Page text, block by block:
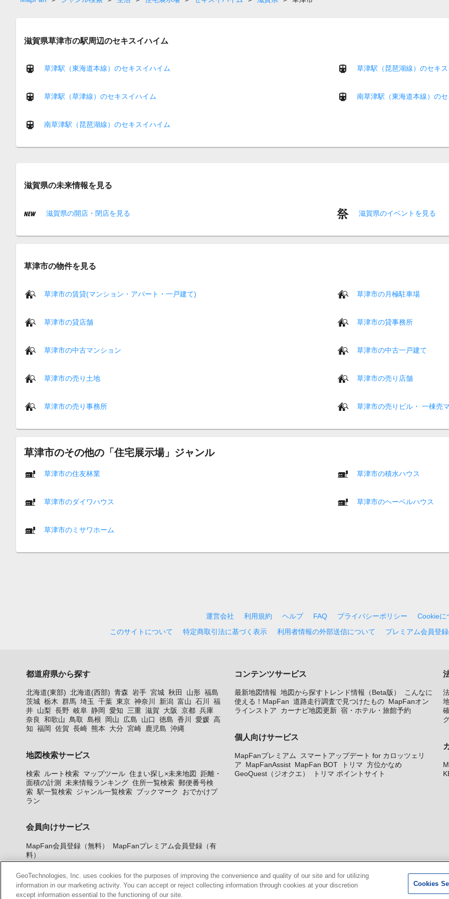
滋賀県草津市の駅周辺のセキスイハイム
草津駅（東海道本線）のセキスイハイム 草津駅（琵琶湖線）のセキ
草津駅（草津線）のセキスイハイム 南草津駅（東海道本線）の
南草津駅（琵琶湖線）のセキスイハイム
滋賀県の未来情報を見る
滋賀県の開店・閉店を見る 滋賀県のイベントを見る
草津市の物件を見る
草津市の賃貸(マンション・アパート・一戸建て) 草津市の月極駐車場
草津市の貸店舗 草津市の貸事務所
草津市の中古マンション 草津市の中古一戸建て
草津市の売り土地 草津市の売り店舗
草津市の売り事務所 草津市の売りビル・ 一棟売
草津市のその他の「住宅展示場」ジャンル
草津市の住友林業 草津市の積水ハウス
草津市のダイワハウス 草津市のヘーベルハウス
草津市のミサワホーム
運営会社 利用規約 ヘルプ FAQ プライバシーポリシー
Cookieに
このサイトについて
特定商取引法に基づく表示 利用者情報の外部送信について プレミアム会員登
都道府県から探す
北海道(東部) 北海道(西部) 青森 岩手 宮城 秋田 山形 福島
茨城 栃木 群馬 埼玉 千葉 東京 神奈川 新潟 富山 石川
福
井 山梨 長野 岐阜 静岡 愛知 三重 滋賀 大阪 京都 兵庫
奈良
和歌山 鳥取 島根 岡山 広島 山口 徳島 香川 愛媛 高
知 福岡 佐賀 長崎 熊本 大分 宮崎 鹿児島 沖縄
地図検索サービス
検索 ルート検索 マップツール 住まい探し×未来地図
距離・
面積の計測
未来情報ランキング 住所一覧検索 郵便番号検
索 駅一覧検索 ジャンル一覧検索 ブックマーク
おでかけプ
ラン
会員向けサービス
MapFan会員登録（無料）
MapFanプレミアム会員登録（有
料）
コンテンツサービス
最新地図情報 地図から探すトレンド情報（Beta版）
こんなに
使える！MapFan 道路走行調査で見つけたもの MapFanオン
ラインストア
カーナビ地図更新 宿・ホテル・旅館予約
個人向けサービス
MapFanプレミアム
スマートアップデート for カロッツェリ
ア
MapFanAssist MapFan BOT トリマ 方位かなめ
GeoQuest（ジオクエ）
トリマ ポイントサイト
GeoTechnologies, Inc. uses cookies for the purposes of improving the convenience and quality of our site and for utilizing
information in our marketing activity. You can accept or reject collecting information through cookies at your discretion
except information essential to the functioning of our site.
Cookies